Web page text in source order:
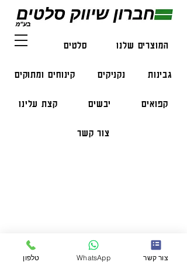
המוצרים שלנו סלטים דגים
גבינות נקניקים קינוחים ומתוקים
קפואים יבשים קצת עלינו
צור קשר
הזמנות בווצאפ:
050-47-57-365
051-296-2006
טלפון WhatsApp צור קשר